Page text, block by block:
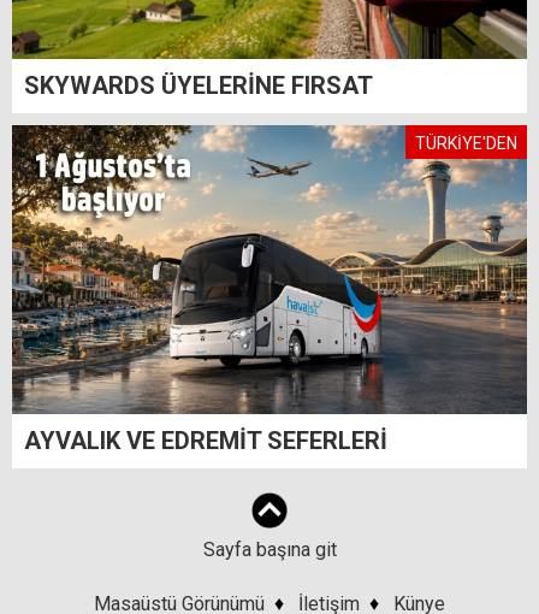
SKYWARDS ÜYELERİNE FIRSAT
TÜRKİYE'DEN
AYVALIK VE EDREMİT SEFERLERİ
Sayfa başına git
Masaüstü Görünümü ♦ İletişim ♦ Künye